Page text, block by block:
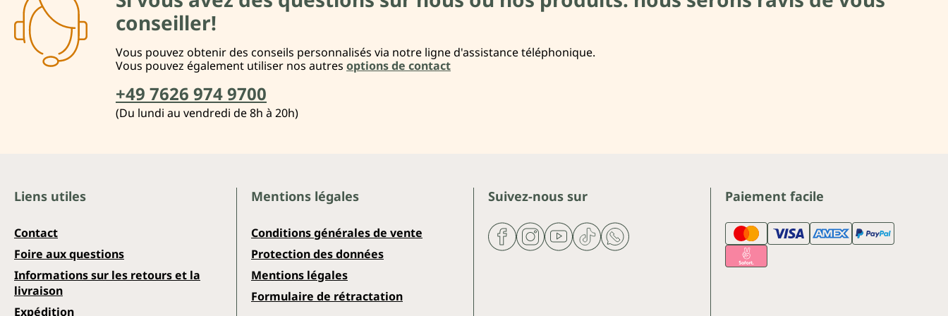
conseiller!
Vous pouvez obtenir des conseils personnalisés via notre ligne d'assistance téléphonique.
Vous pouvez également utiliser nos autres options de contact
+49 7626 974 9700
(Du lundi au vendredi de 8h à 20h)
Suivez-nous sur Paiement facile
Liens utiles
Contact
Foire aux questions
Informations sur les retours et la
livraison
Expédition
Mentions légales
Conditions générales de vente
Protection des données
Mentions légales
Formulaire de rétractation